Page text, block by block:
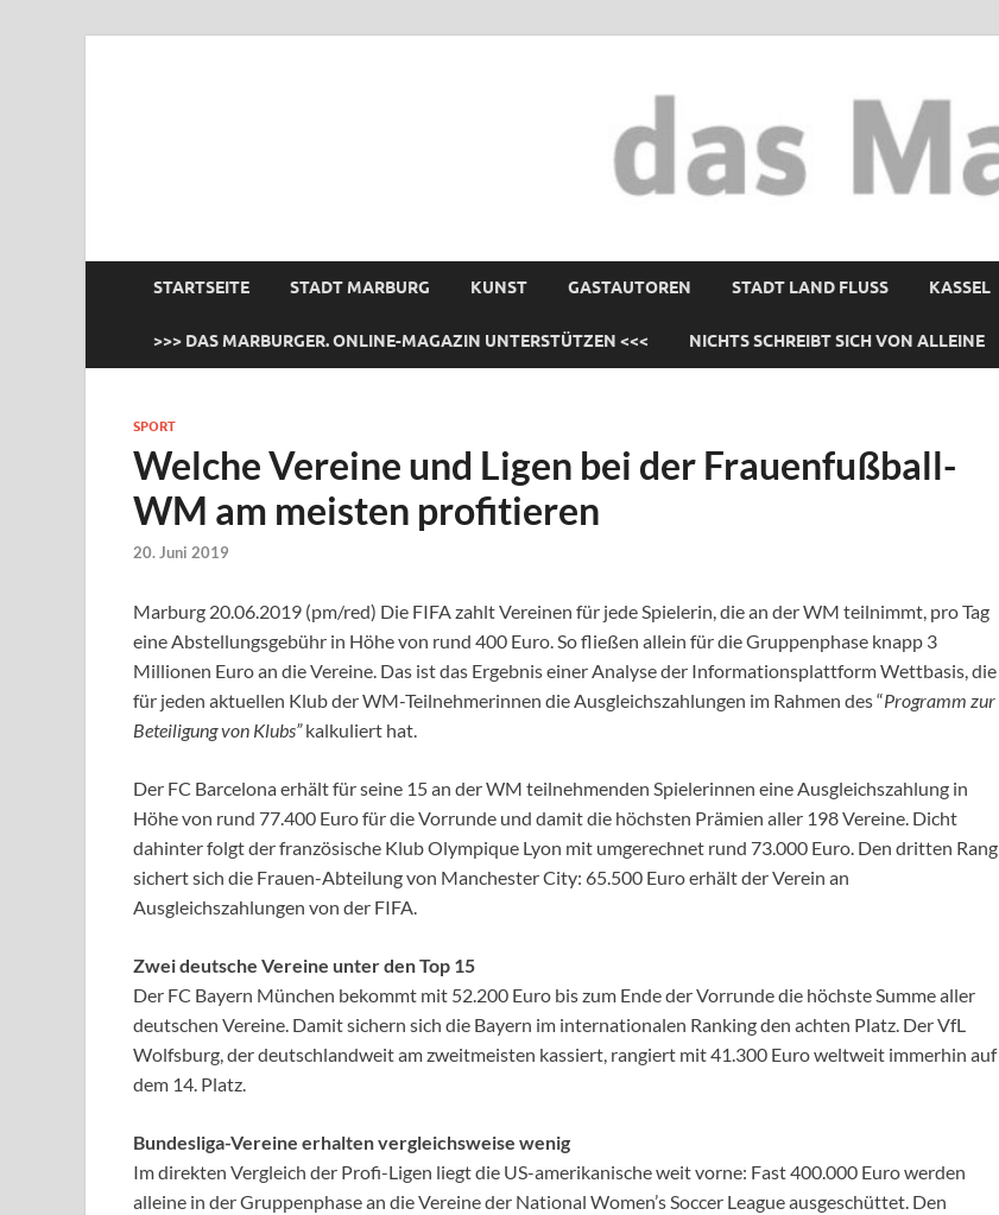
STARTSEITE STADT MARBURG KUNST GASTAUTOREN STADT LAND FLUSS KASSEL
>>> DAS MARBURGER. ONLINE-MAGAZIN UNTERSTÜTZEN <<< NICHTS SCHREIBT SICH VON ALLEINE
SPORT
Welche Vereine und Ligen bei der Frauenfußball-
WM am meisten profitieren
20. Juni 2019
Marburg 20.06.2019 (pm/red) Die FIFA zahlt Vereinen für jede Spielerin, die an der WM teilnimmt, pro Tag
eine Abstellungsgebühr in Höhe von rund 400 Euro. So fließen allein für die Gruppenphase knapp 3
Millionen Euro an die Vereine. Das ist das Ergebnis einer Analyse der Informationsplattform Wettbasis, die
für jeden aktuellen Klub der WM-Teilnehmerinnen die Ausgleichszahlungen im Rahmen des “Programm zur
Beteiligung von Klubs”kalkuliert hat.
Der FC Barcelona erhält für seine 15 an der WM teilnehmenden Spielerinnen eine Ausgleichszahlung in
Höhe von rund 77.400 Euro für die Vorrunde und damit die höchsten Prämien aller 198 Vereine. Dicht
dahinter folgt der französische Klub Olympique Lyon mit umgerechnet rund 73.000 Euro. Den dritten Rang
sichert sich die Frauen-Abteilung von Manchester City: 65.500 Euro erhält der Verein an
Ausgleichszahlungen von der FIFA.
Zwei deutsche Vereine unter den Top 15
Der FC Bayern München bekommt mit 52.200 Euro bis zum Ende der Vorrunde die höchste Summe aller
deutschen Vereine. Damit sichern sich die Bayern im internationalen Ranking den achten Platz. Der VfL
Wolfsburg, der deutschlandweit am zweitmeisten kassiert, rangiert mit 41.300 Euro weltweit immerhin auf
dem 14. Platz.
Bundesliga-Vereine erhalten vergleichsweise wenig
Im direkten Vergleich der Profi-Ligen liegt die US-amerikanische weit vorne: Fast 400.000 Euro werden
alleine in der Gruppenphase an die Vereine der National Women’s Soccer League ausgeschüttet. Den